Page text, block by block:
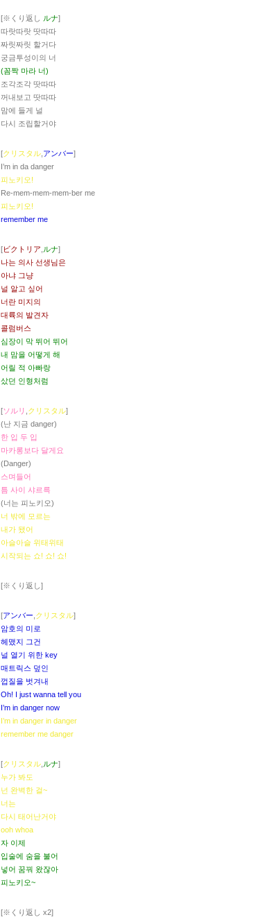
[※くり返し ルナ]
따랏따랏 땃따따
짜릿짜릿 할거다
궁금투성이의 너
(꼼짝 마라 너)
조각조각 땃따따
꺼내보고 땃따따
맘에 들게 널
다시 조립할거야
[クリスタル アンバー]
I’m in da danger
피노키오!
Re-mem-mem-mem-ber me
피노키오!
remember me
[ビクトリア ルナ]
나는 의사 선생님은
아냐 그냥
널 알고 싶어
너란 미지의
대륙의 발견자
콜럼버스
심장이 막 뛰어 뛰어
내 맘을 어떻게 해
어릴 적 아빠랑
샀던 인형처럼
[ソルリ クリスタル]
(난 지금 danger)
한 입 두 입
마카롱보다 달게요
(Danger)
스며들어
틈 사이 샤르륵
(너는 피노키오)
너 밖에 모르는
내가 됐어
아슬아슬 위태위태
시작되는 쇼! 쇼! 쇼!
[※くり返し]
[アンバー クリスタル]
암호의 미로
헤맸지 그건
널 열기 위한 key
매트릭스 덮인
껍질을 벗겨내
Oh! I just wanna tell you
I’m in danger now
I’m in danger in danger
remember me danger
[クリスタル ルナ]
누가 봐도
넌 완벽한 걸~
너는
다시 태어난거야
ooh whoa
자 이제
입술에 숨을 불어
넣어 꿈꿔 왔잖아
피노키오~
[※くり返し x2]